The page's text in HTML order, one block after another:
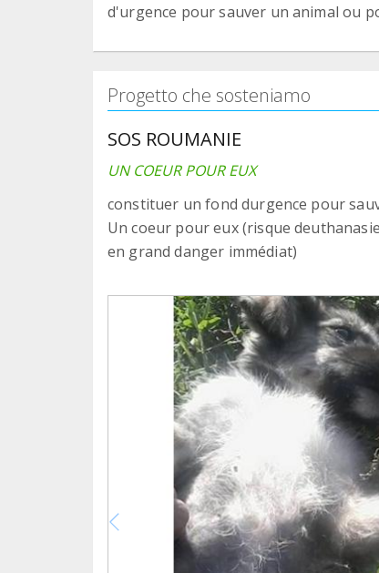
d'urgence pour sauver un animal ou
Progetto che sosteniamo
SOS ROUMANIE
UN COEUR POUR EUX
constituer un fond durgence pour
Un coeur pour eux (risque
en grand danger immédiat)